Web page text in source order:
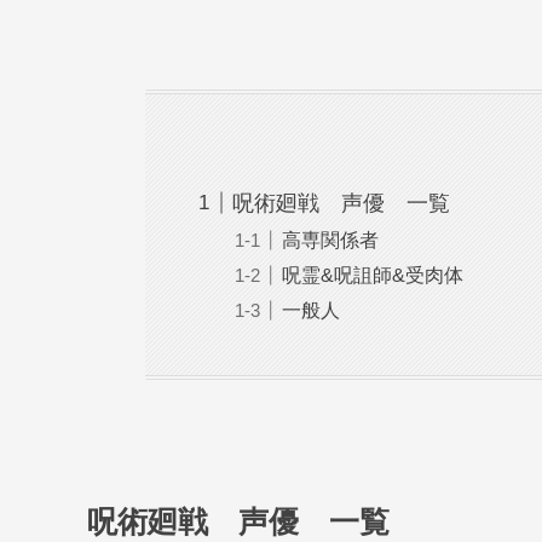
呪術廻戦 声優 一覧
高専関係者
呪霊&呪詛師&受肉体
一般人
呪術廻戦 声優 一覧